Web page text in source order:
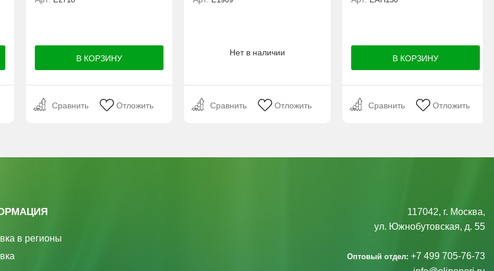
Сравнить Отложить
Нет в наличии
Сравнить Отложить Сравнить Отложить
в регионы
117042, г. Москва,
ул. Южнобутовская, д. 55
Оптовый отдел: +7 499 705-76-73